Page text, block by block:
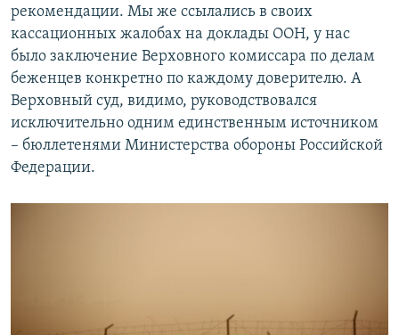
рекомендации. Мы же ссылались в своих
кассационных жалобах на доклады ООН, у нас
было заключение Верховного комиссара по делам
беженцев конкретно по каждому доверителю. А
Верховный суд, видимо, руководствовался
исключительно одним единственным источником
– бюллетенями Министерства обороны Российской
Федерации.